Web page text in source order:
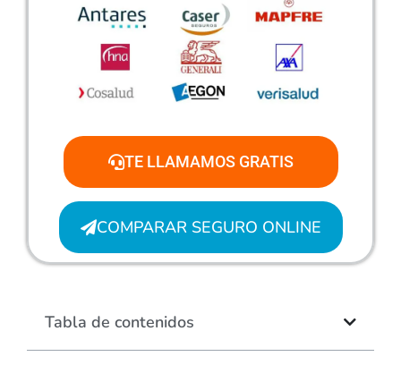
TE LLAMAMOS GRATIS
COMPARAR SEGURO ONLINE
Tabla de contenidos